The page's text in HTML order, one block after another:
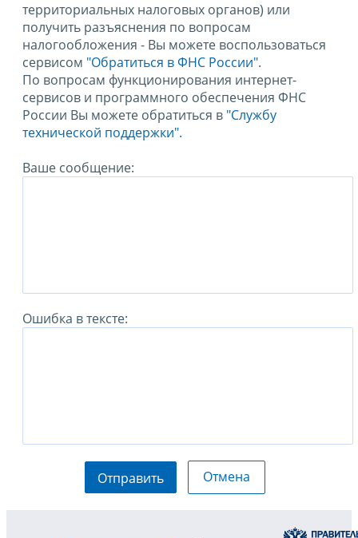
территориальных налоговых органов) или
получить разъяснения по вопросам
налогообложения - Вы можете воспользоваться
сервисом "Обратиться в ФНС России".
По вопросам функционирования интернет-
сервисов и программного обеспечения ФНС
России Вы можете обратиться в "Службу
технической поддержки".
Ваше сообщение:
Ошибка в тексте:
Отправить Отмена